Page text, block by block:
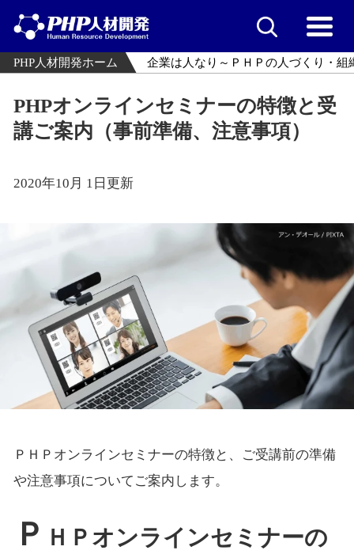
PHP人材開発ホーム 企業は人なり～ＰＨＰの人づくり・組
PHPオンラインセミナーの特徴と受
講ご案内（事前準備、注意事項）
2020年10月 1日更新
ＰＨＰオンラインセミナーの特徴と、ご受講前の準備
や注意事項についてご案内します。
Ｐ
ＨＰオンラインセミナーの